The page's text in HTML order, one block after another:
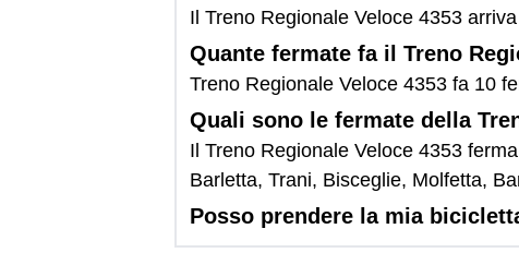
Il Treno Regionale Veloce 4353
Quante fermate fa il Treno
Treno Regionale Veloce 4353 fa 10
Quali sono le fermate della
Il Treno Regionale Veloce 4353
Barletta, Trani, Bisceglie, Molfetta,
Posso prendere la mia